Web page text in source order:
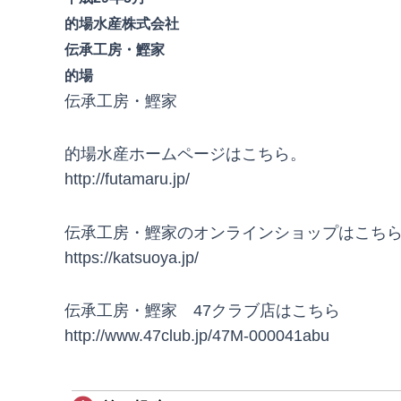
的場水産株式会社
伝承工房・鰹家
的場
伝承工房・鰹家
的場水産ホームページはこちら。
http://futamaru.jp/
伝承工房・鰹家のオンラインショップはこち
https://katsuoya.jp/
伝承工房・鰹家 47クラブ店はこちら
http://www.47club.jp/47M-000041abu